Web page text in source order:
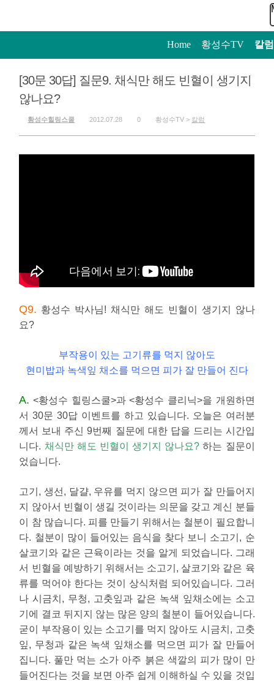
Home 황성수TV 칼럼
[30문 30답] 질문9. 채식만 해도 빈혈이 생기지
않나요?
황성수힐링스쿨 2012.07.28 0 황성수TV > 칼럼
Q9. 황성수 박사님! 채식만 해도 빈혈이 생기지 않나
요?
부작용이 있는 고기류를 먹지 않아도
현미밥과 녹색잎 채소를 먹으면 피가 잘 만들어 진다
A. <황성수 힐링스쿨>과 <황성수 클리닉>을 개원하면
서 30문 30답 이벤트를 하고 있습니다. 오늘은 여러분
께서 보내 주신 9번째 질문에 대한 답을 드리는 시간입
니다. 채식만 해도 빈혈이 생기지 않나요? 하는 질문이
었습니다.
고기, 생선, 달걀, 우유를 먹지 않으면 피가 잘 만들어지
지 않아서 빈혈이 생길 것이라는 의문을 갖고 계신 분들
이 참 많습니다. 피를 만들기 위해서는 철분이 필요합니
다. 철분이 많이 들어있는 음식을 찾다 보니 소고기, 순
살코기와 같은 근육이라는 것을 알게 되었습니다. 그래
서 빈혈을 예방하기 위해서는 소고기, 살코기와 같은 육
류를 먹어야 한다는 것이 상식처럼 되어있습니다. 그러
나 시금치, 무청, 고춧잎과 같은 녹색 잎채소에는 소고
기에 결코 뒤지지 않는 많은 양의 철분이 들어있습니다.
굳이 부작용이 있는 소고기를 먹지 않아도 시금치, 고춧
잎, 무청과 같은 녹색 잎채소를 먹으면 피가 잘 만들어
집니다. 풀만 먹는 소가 아주 붉은 색깔의 피가 많이 만
들어진다는 것을 보면 아주 쉽게 이해하실 수 있을 것입